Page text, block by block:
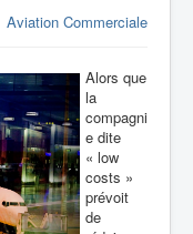
Aviation Commerciale
Alors que
la
compagni
e dite
« low
costs »
prévoit
de